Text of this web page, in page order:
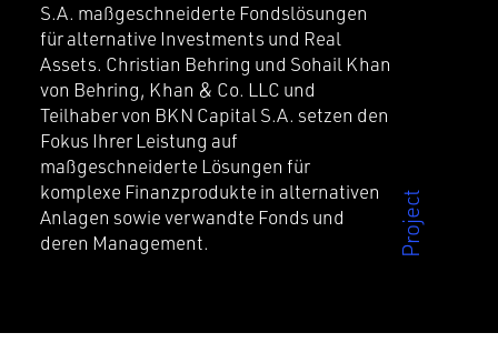
S.A. maßgeschneiderte Fondslösungen
für alternative Investments und Real
Assets. Christian Behring und Sohail Khan
von Behring, Khan & Co. LLC und
Teilhaber von BKN Capital S.A. setzen den
Fokus Ihrer Leistung auf
maßgeschneiderte Lösungen für
komplexe Finanzprodukte in alternativen
Anlagen sowie verwandte Fonds und
deren Management.